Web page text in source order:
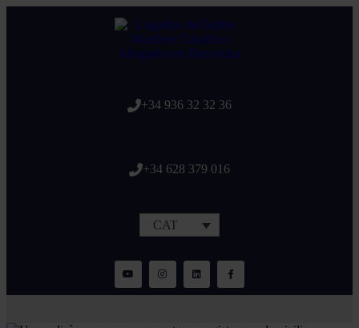
+34 936 32 32 36
+34 628 379 016
CAT